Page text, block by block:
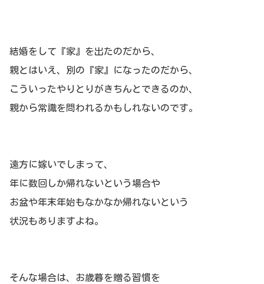
結婚をして『家』を出たのだから、
親とはいえ、別の『家』になったのだから、
こういったやりとりがきちんとできるのか、
親から常識を問われるかもしれないのです。
遠方に嫁いでしまって、
年に数回しか帰れないという場合や
お盆や年末年始もなかなか帰れないという
状況もありますよね。
そんな場合は、お歳暮を贈る習慣を